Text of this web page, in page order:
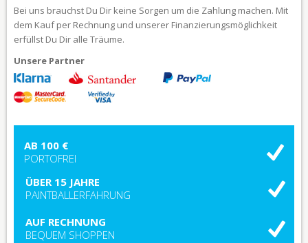
Bei uns brauchst Du Dir keine Sorgen um die Zahlung machen. Mit
dem Kauf per Rechnung und unserer Finanzierungsmöglichkeit
erfüllst Du Dir alle Träume.
Unsere Partner
AB 100 €
PORTOFREI
ÜBER 15 JAHRE
PAINTBALLERFAHRUNG
AUF RECHNUNG
BEQUEM SHOPPEN